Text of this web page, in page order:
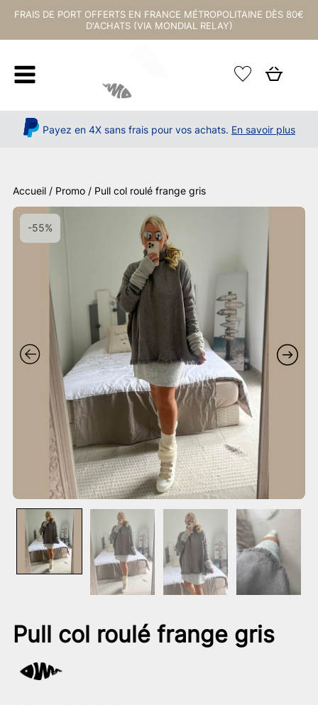
FRAIS DE PORT OFFERTS EN FRANCE MÉTROPOLITAINE DÈS 80€
D'ACHATS (VIA MONDIAL RELAY)
Payez en 4X sans frais pour vos achats. En savoir plus
Accueil / Promo / Pull col roulé frange gris
-55%
Pull col roulé frange gris